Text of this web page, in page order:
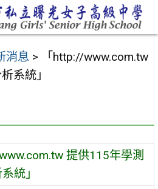
消息 >
「http://www.com.tw
系統」
提供115年學測
統」